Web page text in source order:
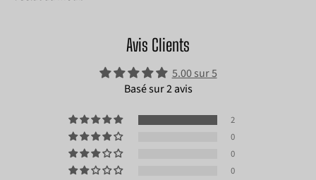
Avis Clients
5.00 sur 5
Basé sur 2 avis
2
0
0
0